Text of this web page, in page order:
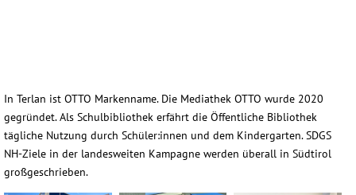
In Terlan ist OTTO Markenname. Die Mediathek OTTO wurde 2020
gegründet. Als Schulbibliothek erfährt die Öffentliche Bibliothek
tägliche Nutzung durch Schüler:innen und dem Kindergarten. SDGS
NH-Ziele in der landesweiten Kampagne werden überall in Südtirol
großgeschrieben.